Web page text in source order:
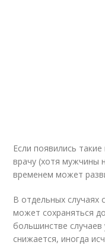
Если появились
врачу (хотя мужчины
временем может
В отдельных случаях
может сохраняться
большинстве
снижается, иногда